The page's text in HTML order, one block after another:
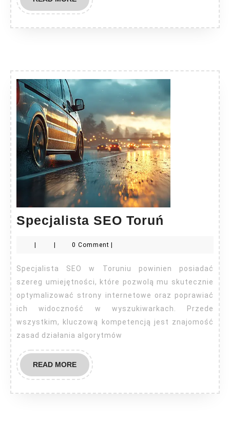
MORE
Specjalista SEO Toruń
| | 0 Comment |
Specjalista SEO w Toruniu powinien posiadać
szereg umiejętności, które pozwolą mu skutecznie
optymalizować strony internetowe oraz poprawiać
ich widoczność w wyszukiwarkach. Przede
wszystkim, kluczową kompetencją jest znajomość
zasad działania algorytmów
READ MOREREAD
MORE